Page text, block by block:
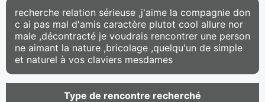
recherche relation sérieuse ,j'aime la compagnie don
c ai pas mal d'amis caractère plutot cool allure nor
male ,décontracté je voudrais rencontrer une person
ne aimant la nature ,bricolage ,quelqu'un de simple
et naturel à vos claviers mesdames
Type de rencontre recherché